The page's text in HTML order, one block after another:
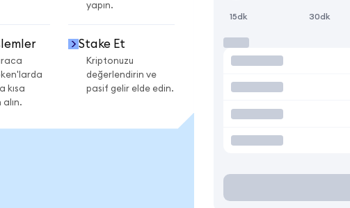
yapın.
kısa
Stake Et
Kriptonuzu
değerlendirin ve
pasif gelir elde edin.
15dk 30dk